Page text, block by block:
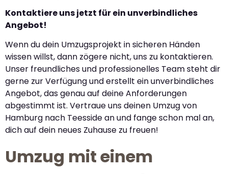
Kontaktiere uns jetzt für ein unverbindliches
Angebot!
Wenn du dein Umzugsprojekt in sicheren Händen
wissen willst, dann zögere nicht, uns zu kontaktieren.
Unser freundliches und professionelles Team steht dir
gerne zur Verfügung und erstellt ein unverbindliches
Angebot, das genau auf deine Anforderungen
abgestimmt ist. Vertraue uns deinen Umzug von
Hamburg nach Teesside an und fange schon mal an,
dich auf dein neues Zuhause zu freuen!
Umzug mit einem